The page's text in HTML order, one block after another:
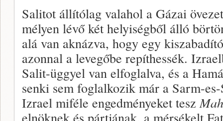
Salitot állítólag valahol a Gázai
mélyen lévő két helyiségből álló
alá van aknázva, hogy egy
azonnal a levegőbe repíthessék.
Salit-üggyel van elfoglalva, és a
senki sem foglalkozik már a Sarm-
Izrael miféle engedményeket tesz
elnöknek és pártjának, a mérsékelt